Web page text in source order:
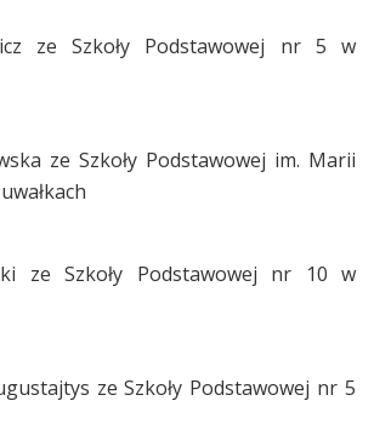
ze Szkoły Podstawowej nr 5 w
ze Szkoły Podstawowej im. Marii
ze Szkoły Podstawowej nr 10 w
ze Szkoły Podstawowej nr 5